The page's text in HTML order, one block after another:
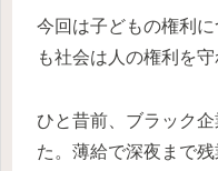
今回は子どもの権利
も社会は人の権利を
ひと昔前、ブラック
た。薄給で深夜まで